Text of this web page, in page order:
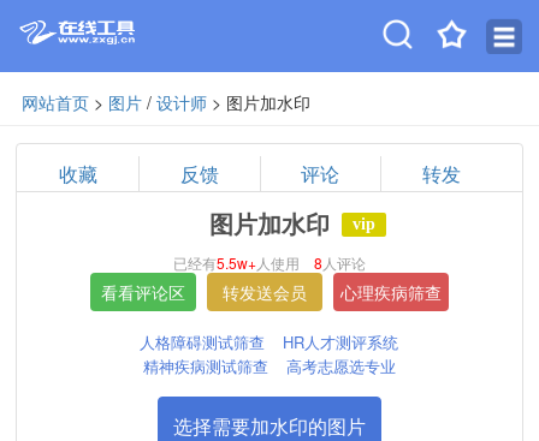
网站首页> 图片/ 设计师> 图片加水印
收藏 反馈 评论 转发
图片加水印 vip
已经有5.5w+人使用 8 人评论
人格障碍测试筛查
HR人才测评系统
精神疾病测试筛查
高考志愿选专业
选择需要加水印的图片